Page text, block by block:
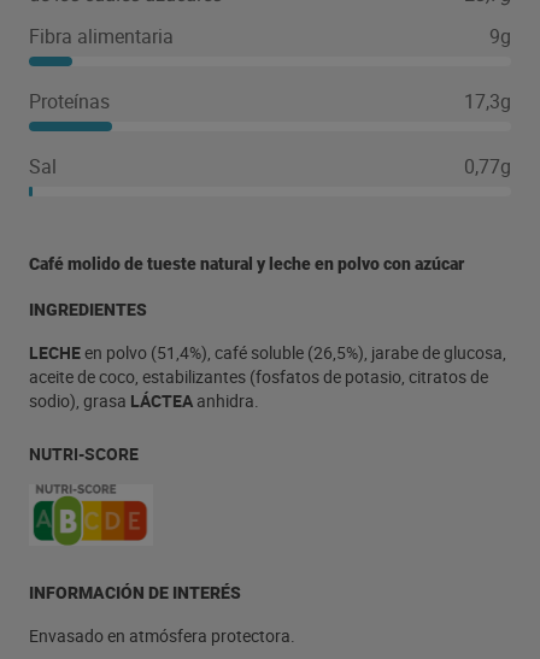
Fibra alimentaria
9g
Proteínas 17,3g
Sal 0,77g
Café molido de tueste natural y leche en polvo con azúcar
INGREDIENTES
LECHEen polvo (51,4%), café soluble (26,5%), jarabe de glucosa,
aceite de coco, estabilizantes (fosfatos de potasio, citratos de
sodio), grasa LÁCTEA anhidra.
NUTRI-SCORE
INFORMACIÓN DE INTERÉS
Envasado en atmósfera protectora.